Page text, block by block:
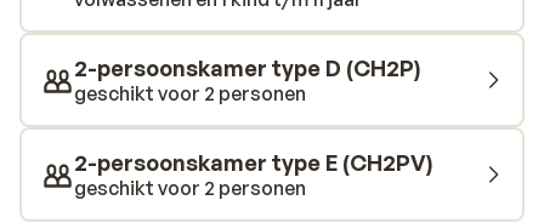
2-persoonskamer type D (CH2P)
geschikt voor 2 personen
2-persoonskamer type E (CH2PV)
geschikt voor 2 personen